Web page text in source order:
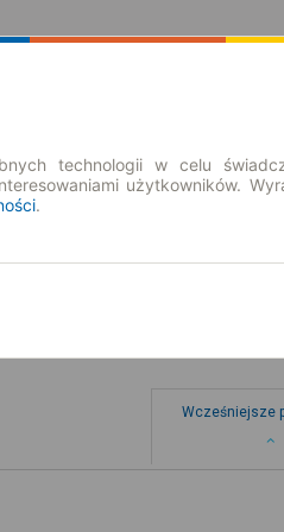
Wcześniejsze
technologii w celu
użytkowników.
.